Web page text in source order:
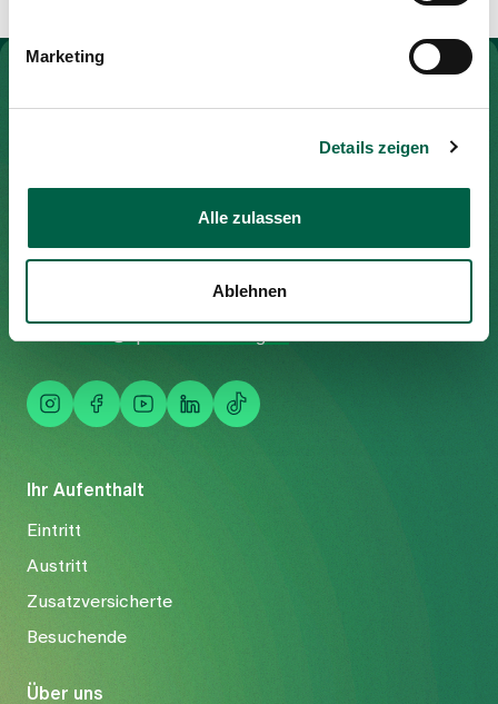
Marketing
Details zeigen
Alle zulassen
Ablehnen
Zur Gesundheitswelt Zollikerberg
Ihr Aufenthalt
Eintritt
Austritt
Zusatzversicherte
Besuchende
Über uns
Trichtenhauserstrasse 20
8125 Zollikerberg